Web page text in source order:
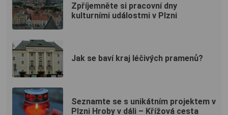
Zpříjemněte si pracovní dny
kulturními událostmi v Plzni
Jak se baví kraj léčivých pramenů?
Seznamte se s unikátním projektem v
Plzni Hroby v dáli – Křížová cesta